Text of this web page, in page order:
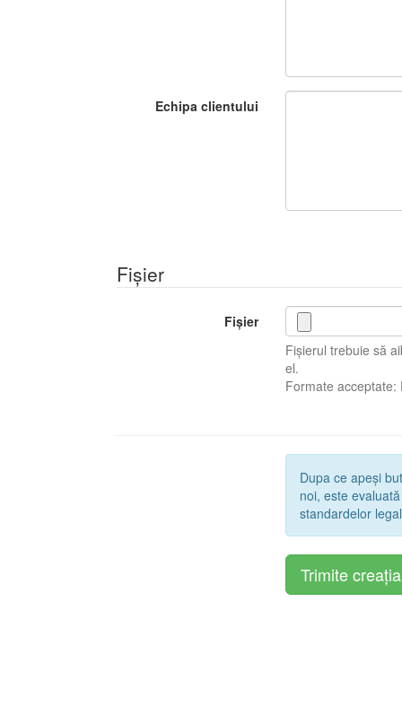
Echipa clientului
Fișier
Fișier
Fișierul trebuie să
el.
Formate acceptate:
Dupa ce apeși
noi, este
standardelor